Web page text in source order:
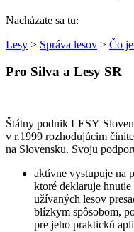
Nacházate sa tu:
Lesy > Správa lesov > Čo
Pro Silva a Lesy SR
Štátny podnik LESY
v r.1999 rozhodujúcim
na Slovensku. Svoju
aktívne vystupuje na
ktoré deklaruje
užívaných lesov
blízkym spôsobom,
pre jeho praktickú